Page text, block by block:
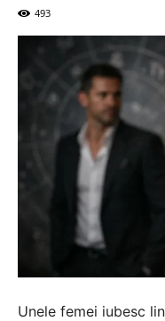
493
Unele femei iubesc